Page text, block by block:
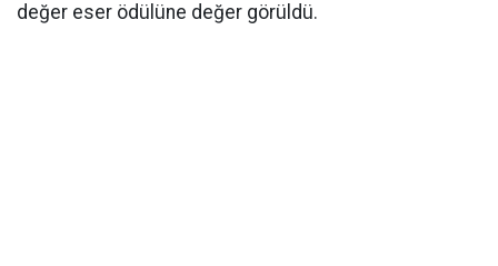
değer eser ödülüne değer görüldü.